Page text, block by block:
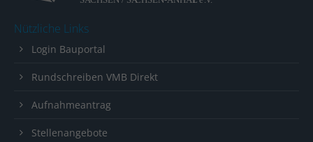
Nützliche Links
Login Bauportal
Rundschreiben VMB Direkt
Aufnahmeantrag
Stellenangebote